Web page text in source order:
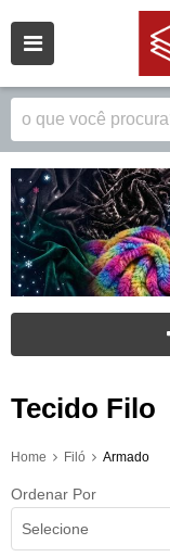
Tecido Filo
Home Filó Armado
Ordenar Por
Selecione